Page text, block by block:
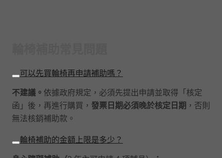
可以先買輪椅再申請補助嗎？
不建議。 依據政府規定，必須先提出申請並取得「核定
函」後，再進行購買， 發票日期必須晚於核定日期 ，否則
無法核銷補助款。
輪椅補助的金額上限是多少？